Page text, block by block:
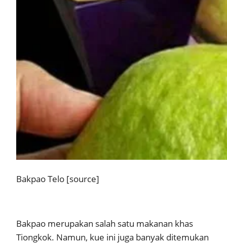
Bakpao Telo [source]
Bakpao merupakan salah satu makanan khas
Tiongkok. Namun, kue ini juga banyak ditemukan